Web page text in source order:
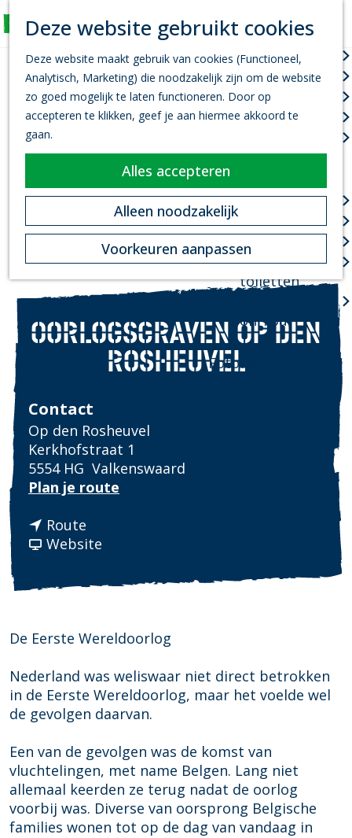
Deze website gebruikt cookies
Deze website maakt gebruik van cookies (Functioneel,
Analytisch, Marketing) die noodzakelijk zijn om de website
zo goed mogelijk te laten functioneren. Door op
accepteren te klikken, geef je aan hiermee akkoord te
gaan.
Alles accepteren
Alleen noodzakelijk
Voorkeuren aanpassen
K
a
a
r
t
Z
o
e
k
e
n
M
e
n
u
Actief
Wandelen
Fietsen
Leef je uit
Kanovaren
Plan je bezoek
Infopoint
Bereikbaarheid
Overnachten
Openbare
toiletten
on Tour
Fotowedstrijd
OORLOGSGRAVEN OP DEN
ROSHEUVEL
Contact
Op den Rosheuvel
Kerkhofstraat 1
5554 HG Valkenswaard
Plan je route
o
o
s
g
r
v
e
n
o
p
Route
a
r
r
o
g
s
r
a
v
e
n
Website
n
r
o
g
s
r
a
v
e
n
De Eerste Wereldoorlog
Nederland was weliswaar niet direct betrokken
in de Eerste Wereldoorlog, maar het voelde wel
de gevolgen daarvan.
Een van de gevolgen was de komst van
vluchtelingen, met name Belgen. Lang niet
allemaal keerden ze terug nadat de oorlog
voorbij was. Diverse van oorsprong Belgische
families wonen tot op de dag van vandaag in